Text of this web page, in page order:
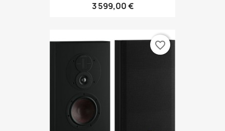
3 599,00 €
favorite_border